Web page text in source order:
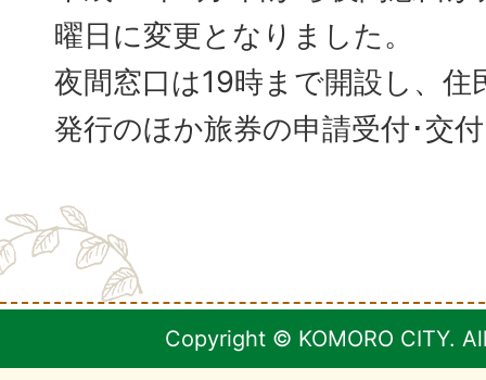
曜日に変更となりました。
夜間窓口は19時まで開設し、住
発行のほか旅券の申請受付･交
Copyright © KOMORO CITY.